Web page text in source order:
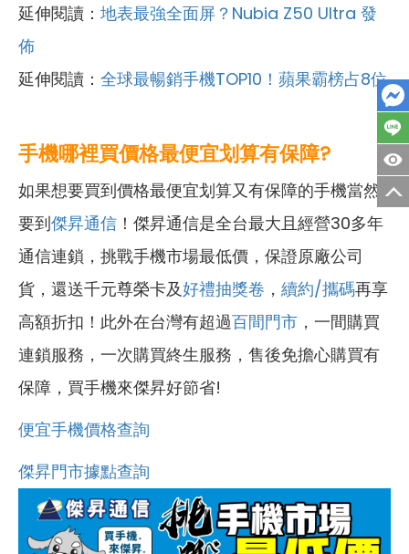
延伸閱讀： 地表最強全面屏？Nubia Z50 Ultra 發
佈
延伸閱讀： 全球最暢銷手機TOP10！蘋果霸榜占8位
手機哪裡買價格最便宜划算有保障?
如果想要買到價格最便宜划算又有保障的手機當然
要到傑昇通信 ！傑昇通信是全台最大且經營30多年
通信連鎖，挑戰手機市場最低價，保證原廠公司
貨，還送千元尊榮卡及好禮抽獎卷 ， 續約/攜碼再享
高額折扣！此外在台灣有超過百間門市 ，一間購買
連鎖服務，一次購買終生服務，售後免擔心購買有
保障，買手機來傑昇好節省!
便宜手機價格查詢
傑昇門市據點查詢